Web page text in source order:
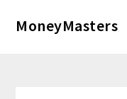
MoneyMasters